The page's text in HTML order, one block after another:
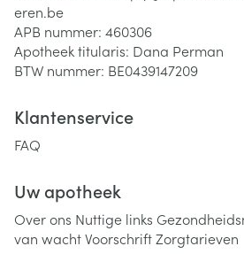
eren.be
APB nummer: 460306
Apotheek titularis: Dana Perman
BTW nummer: BE0439147209
Klantenservice
FAQ
Uw apotheek
Over ons Nuttige links
van wachtVoorschriftZorgtarieven